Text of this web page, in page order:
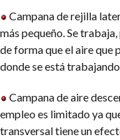
Campana de rejilla
más pequeño. Se
de forma que el aire que
donde se está
Campana de aire
empleo es limitado ya
transversal tiene un